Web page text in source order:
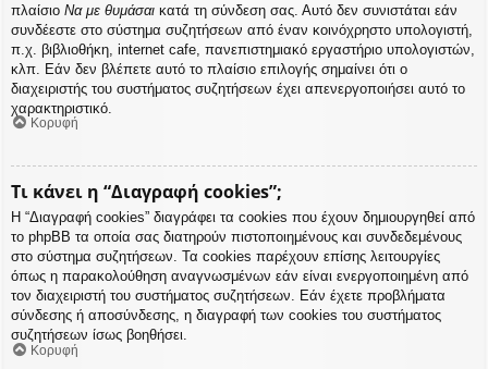
πλαίσιο Να με θυμάσαι κατά τη σύνδεση σας. Αυτό δεν συνιστάται εάν
συνδέεστε στο σύστημα συζητήσεων από έναν κοινόχρηστο υπολογιστή,
π.χ. βιβλιοθήκη, internet cafe, πανεπιστημιακό εργαστήριο υπολογιστών,
κλπ. Εάν δεν βλέπετε αυτό το πλαίσιο επιλογής σημαίνει ότι ο
διαχειριστής του συστήματος συζητήσεων έχει απενεργοποιήσει αυτό το
χαρακτηριστικό.
Κορυφή
Τι κάνει η “Διαγραφή cookies”;
Η “Διαγραφή cookies” διαγράφει τα cookies που έχουν δημιουργηθεί από
το phpBB τα οποία σας διατηρούν πιστοποιημένους και συνδεδεμένους
στο σύστημα συζητήσεων. Τα cookies παρέχουν επίσης λειτουργίες
όπως η παρακολούθηση αναγνωσμένων εάν είναι ενεργοποιημένη από
τον διαχειριστή του συστήματος συζητήσεων. Εάν έχετε προβλήματα
σύνδεσης ή αποσύνδεσης, η διαγραφή των cookies του συστήματος
συζητήσεων ίσως βοηθήσει.
Κορυφή